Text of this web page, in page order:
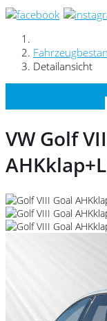
Detailansicht
VW Golf